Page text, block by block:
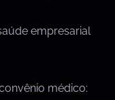
empresarial
médico: